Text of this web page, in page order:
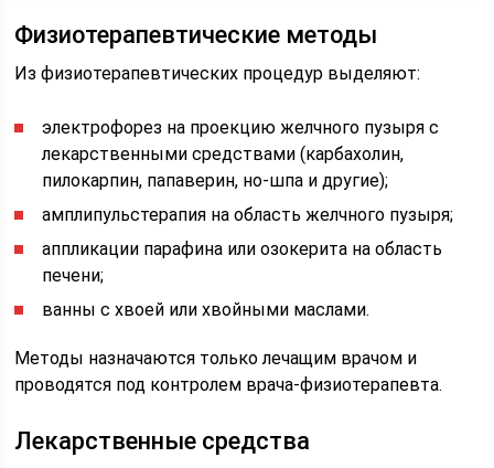
Физиотерапевтические методы
Из физиотерапевтических процедур выделяют:
электрофорез на проекцию желчного пузыря с
лекарственными средствами (карбахолин,
пилокарпин, папаверин, но-шпа и другие);
амплипульстерапия на область желчного пузыря;
аппликации парафина или озокерита на область
печени;
ванны с хвоей или хвойными маслами.
Методы назначаются только лечащим врачом и
проводятся под контролем врача-физиотерапевта.
Лекарственные средства